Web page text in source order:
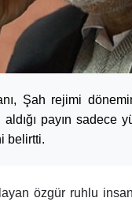
Şah rejimi
payın sadece
belirtti.
özgür ruhlu